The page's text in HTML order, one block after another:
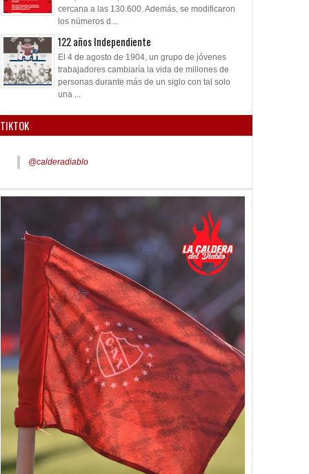
cercana a las 130.600. Además, se modificaron
los números d...
122 años Independiente
El 4 de agosto de 1904, un grupo de jóvenes
trabajadores cambiaría la vida de millones de
personas durante más de un siglo con tal solo
una ...
TIKTOK
@calderadiablo